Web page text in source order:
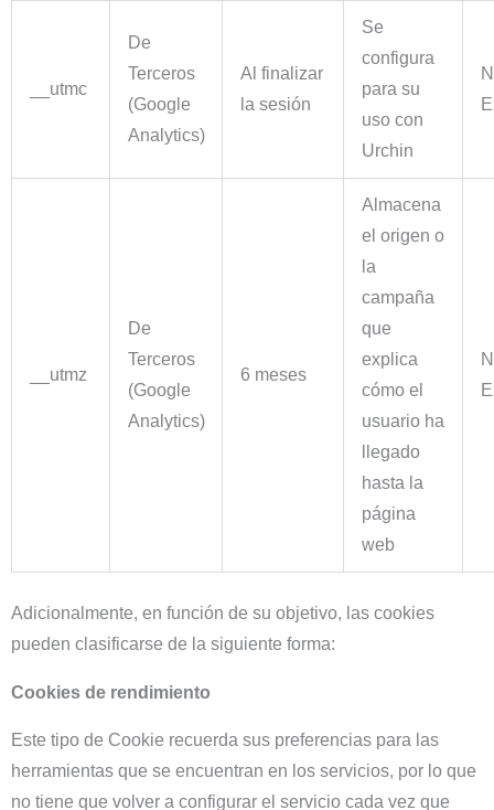
__utmc
De
Terceros
(Google
Analytics)
Al finalizar
la sesión
Se
configura
para su
uso con
Urchin
__utmz
De
Terceros
(Google
Analytics)
6 meses
Almacena
el origen o
la
campaña
que
explica
cómo el
usuario ha
llegado
hasta la
página
web
Adicionalmente, en función de su objetivo, las cookies
pueden clasificarse de la siguiente forma:
Cookies de rendimiento
Este tipo de Cookie recuerda sus preferencias para las
herramientas que se encuentran en los servicios, por lo que
no tiene que volver a configurar el servicio cada vez que